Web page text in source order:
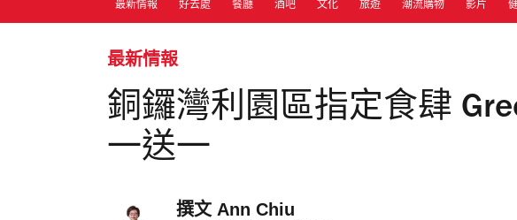
最新情報 好去處 餐廳 酒吧 文化 旅遊 潮流購物 影片
最新情報
銅鑼灣利園區指定食肆
一送一
撰文 Ann Chiu